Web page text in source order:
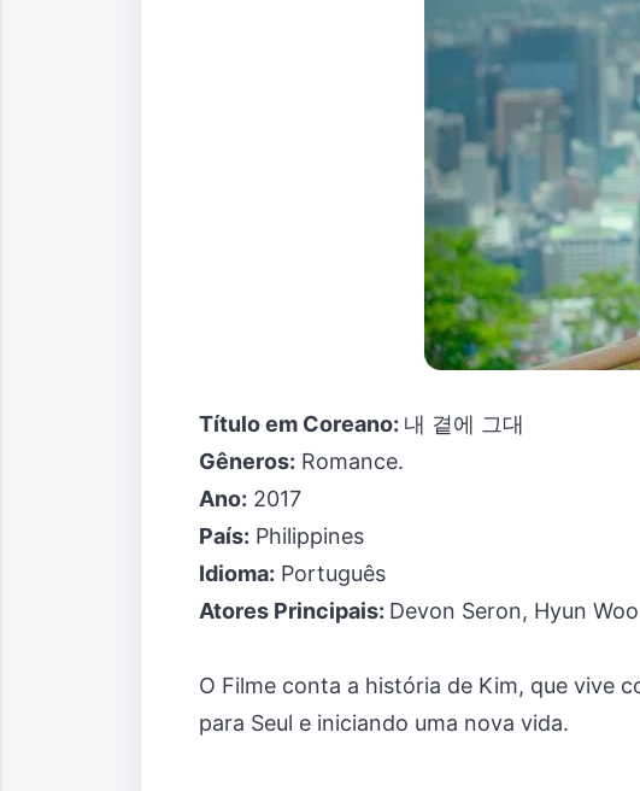
Título em Coreano: 내 곁에 그대
Gêneros: Romance.
Ano: 2017
País: Philippines
Idioma: Português
Atores Principais: Devon Seron, Hyun Woo
O Filme conta a história de Kim, que vive
para Seul e iniciando uma nova vida.